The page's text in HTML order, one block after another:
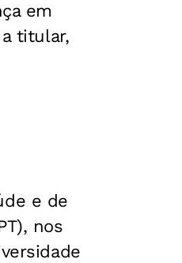
em
titular,
e de
nos